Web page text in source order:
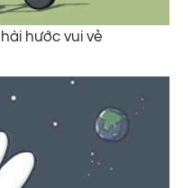
hước vui vẻ